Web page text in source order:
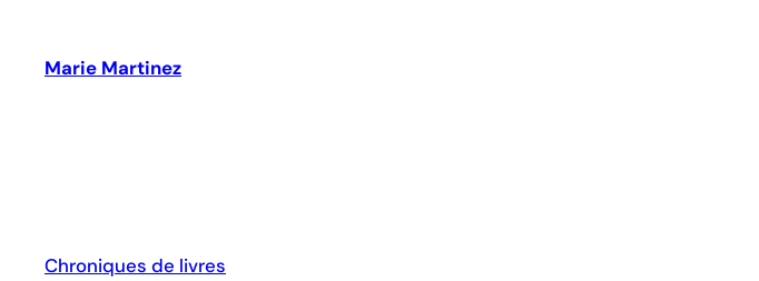
contenu
Marie Martinez
Chroniques de livres